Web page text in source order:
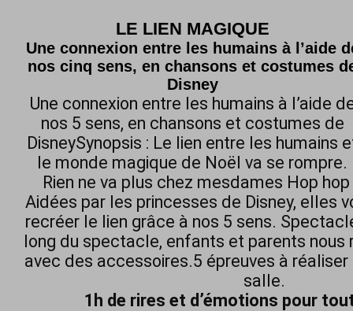
LE LIEN MAGIQUE
Une connexion entre les humains à l’aide
nos cinq sens, en chansons et costumes
Disney
Une connexion entre les humains à l’aide
nos 5 sens, en chansons et costumes de
DisneySynopsis : Le lien entre les humains
le monde magique de Noël va se rompre.
Rien ne va plus chez mesdames Hop
Aidées par les princesses de Disney, elles
recréer le lien grâce à nos 5 sens.
long du spectacle, enfants et parents nous
avec des accessoires.5 épreuves à
salle.
1h de rires et d’émotions pour